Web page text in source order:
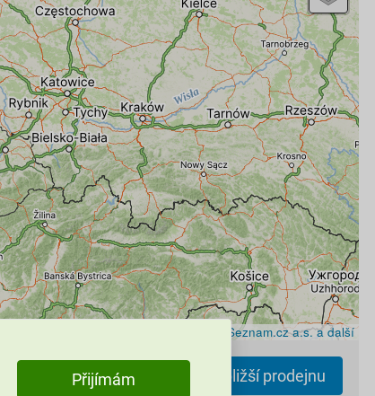
© Seznam.cz a.s. a další
najít nejbližší prodejnu
Přijímám